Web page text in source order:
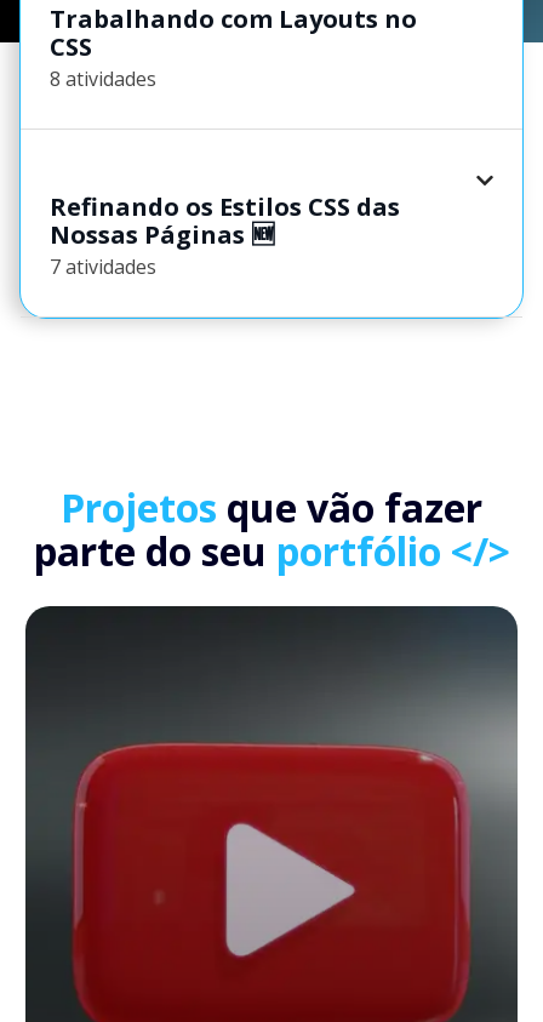
Trabalhando com Layouts no
CSS
8 atividades
Refinando os Estilos CSS das
Nossas Páginas 🆕
7 atividades
Projetos que vão fazer
parte do seu portfólio </>